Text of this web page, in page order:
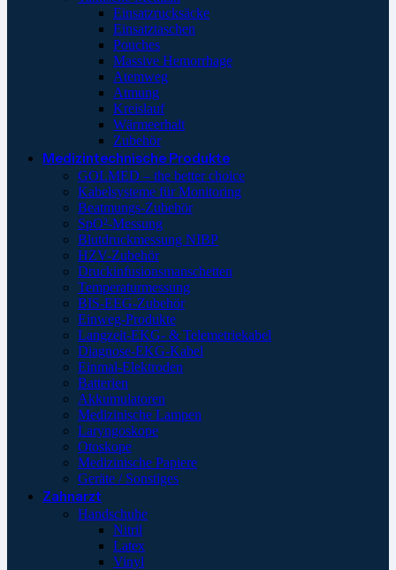
Einsatzrucksäcke
Einsatztaschen
Pouches
Massive Hemorrhage
Atemweg
Atmung
Kreislauf
Wärmeerhalt
Zubehör
Medizintechnische Produkte
GOLMED – the better choice
Kabelsysteme für Monitoring
Beatmungs-Zubehör
SpO²-Messung
Blutdruckmessung NIBP
HZV-Zubehör
Druckinfusionsmanschetten
Temperaturmessung
BIS-EEG-Zubehör
Einweg-Produkte
Langzeit-EKG- & Telemetriekabel
Diagnose-EKG-Kabel
Einmal-Elektroden
Batterien
Akkumulatoren
Medizinische Lampen
Laryngoskope
Otoskope
Medizinische Papiere
Geräte / Sonstiges
Zahnarzt
Handschuhe
Nitril
Latex
Vinyl